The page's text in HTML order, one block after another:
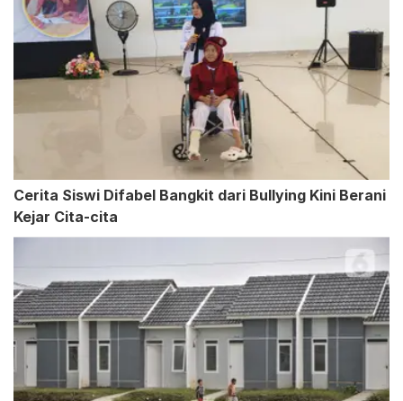
Cerita Siswi Difabel Bangkit dari Bullying Kini Berani
Kejar Cita-cita